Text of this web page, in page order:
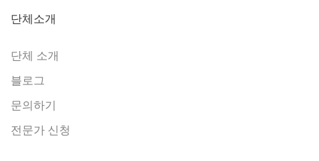
단체소개
단체 소개
블로그
문의하기
전문가 신청